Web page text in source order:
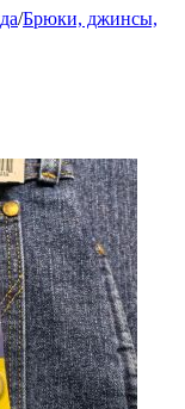
/Брюки, джинсы,